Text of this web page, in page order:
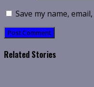
Save my name,
Related Stories